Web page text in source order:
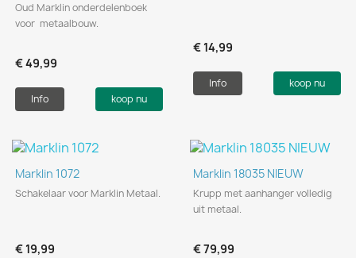
Oud Marklin onderdelenboek
voor metaalbouw.
€ 49,99
Info koop nu
€ 14,99
Info koop nu
Marklin 1072
Schakelaar voor Marklin Metaal.
€ 19,99
Marklin 18035 NIEUW
Krupp met aanhanger volledig
uit metaal.
€ 79,99